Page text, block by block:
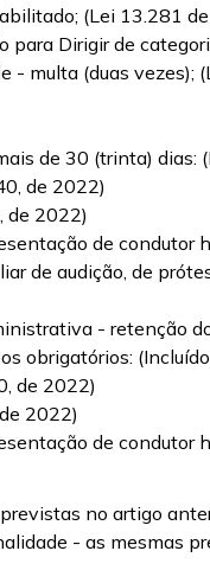
(Lei 13.281
para Dirigir de
- multa (duas
de 30 (trinta) dias:
de 2022)
de 2022)
de condutor
de audição, de
- retenção
obrigatórios:
de 2022)
2022)
de condutor
no artigo
- as mesmas